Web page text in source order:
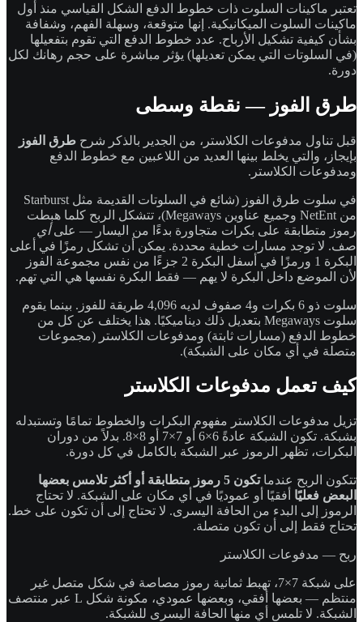
تعتبر ماكينات السلوت ذات خطوط الدفع الشكل القياسي منذ أول
ماكينات السلوت الميكانيكية. إنها متوقعة، وسهلة الفهم، وشفافة
بشأن كيفية تشكيل الأرباح. عدد خطوط الدفع التي تقوم بتفعيلها
(في السلوتات التي يمكن تعديلها) يؤثر مباشرة على حجم رهانك لكل
دورة.
طرق الفوز — نقطة وسطى
قبل تناول مدفوعات الكلاستر، من الجدير بالذكر شرح طرق الفوز
بإيجاز، والتي يخلط بينها العديد من اللاعبين مع خطوط الدفع
ومدفوعات الكلاستر.
في سلوت طرق الفوز (شائع في السلوتات القديمة مثل Starburst
من NetEnt وجميع عناوين Megaways)، تتشكل الربح كلما هبطت
رموز متطابقة على بكرات متجاورة بدءًا من اليسار — علىأي
صف. لا توجد مسارات خطية محددة. يمكن أن تشكل رمزًا في أعلى
البكرة 1 ورمزًا في أسفل البكرة 2 جزءًا من نفس مجموعة الفوز
لأن الموضع داخل البكرة لا يهم — فقط البكرة نفسها هي التي تهم.
سلوت ذو 6 بكرات و4 صفوف لديه 4,096 طريقة للفوز. بينما يقوم
سلوت Megaways بتعديل ذلك ديناميكيًا. هذا يختلف عن كل من
خطوط الدفع (مسارات ثابتة) ومدفوعات الكلاستر (مجموعات
متصلة في أي مكان على الشبكة).
كيف تعمل مدفوعات الكلاستر
تزيل مدفوعات الكلاستر مفهوم البكرات والخطوط تمامًا وتستبدله
بشبكة. تكون الشبكة عادةً 6×6 أو 7×7 أو 8×8. بدلاً من دوران
البكرات، تظهر الرموز عبر الشبكة بالكامل في كل دورة.
تتكون الربح عندما
تكون 5 رموز متطابقة أو أكثر تلامس بعضها
البعض فعليًا أفقيًا أو عموديًا في أي مكان على الشبكة. لا تحتاج
الرموز إلى البدء من الحافة اليسرى. لا تحتاج إلى أن تكون على خط.
تحتاج فقط إلى أن تكون متصلة.
ربح — مدفوعات الكلاستر
على شبكة 7×7، تهبط ثمانية رموز مصاصة في شكل متصل غير
منتظم — بعضها أفقي، وبعضها عمودي، مكونة شكل L عبر منتصف
الشبكة. لا تلمس أي منها الحافة اليسرى للشبكة.